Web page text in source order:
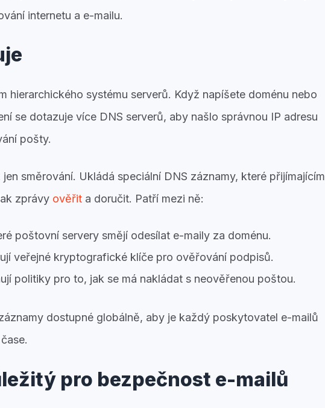
internetu a e-mailu.
hierarchického systému serverů. Když napíšete doménu nebo
se dotazuje více DNS serverů, aby našlo správnou IP adresu
pošty.
směrování. Ukládá speciální DNS záznamy, které přijímajícím
zprávy ověřit a doručit. Patří mezi ně:
poštovní servery smějí odesílat e-maily za doménu.
veřejné kryptografické klíče pro ověřování podpisů.
politiky pro to, jak se má nakládat s neověřenou poštou.
dostupné globálně, aby je každý poskytovatel e-mailů
pro bezpečnost e-mailů